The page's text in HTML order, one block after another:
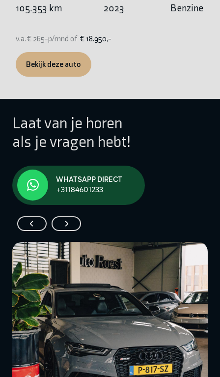
105.353 km 2023 Benzine
v.a. € 265-p/mnd of € 18.950,-
Bekijk deze auto
Laat van je horen
als je vragen hebt!
WHATSAPP DIRECT
+31184601233